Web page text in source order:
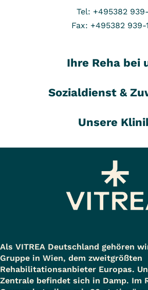
Tel: +495382
Fax: +495382 939-
Ihre Reha bei
Sozialdienst &
Unsere
Als VITREA Deutschland gehören
Gruppe in Wien, dem zweitgrößten
Rehabilitationsanbieter Europas.
Zentrale befindet sich in Damp. Im